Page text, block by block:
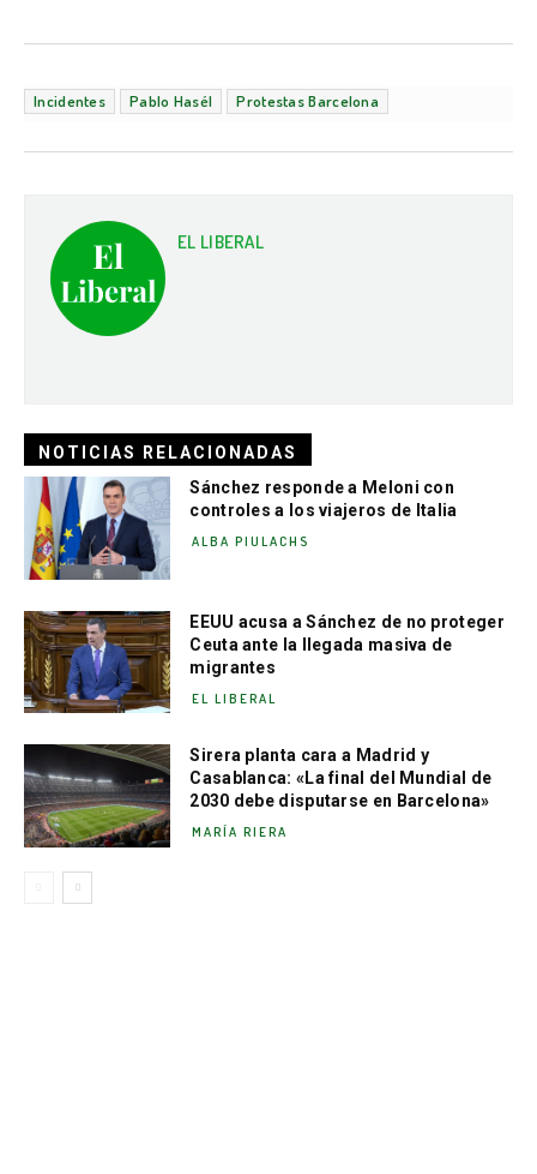
Incidentes Pablo Hasél Protestas Barcelona
EL LIBERAL
NOTICIAS RELACIONADAS
Sánchez responde a Meloni con
controles a los viajeros de Italia
ALBA PIULACHS
EEUU acusa a Sánchez de no proteger
Ceuta ante la llegada masiva de
migrantes
EL LIBERAL
Sirera planta cara a Madrid y
Casablanca: «La final del Mundial de
2030 debe disputarse en Barcelona»
MARÍA RIERA